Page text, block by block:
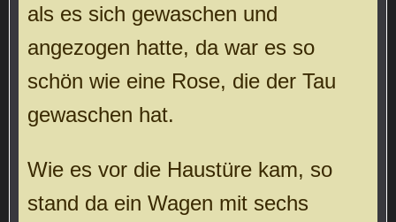
als es sich gewaschen und
angezogen hatte, da war es so
schön wie eine Rose, die der Tau
gewaschen hat.
Wie es vor die Haustüre kam, so
stand da ein Wagen mit sechs